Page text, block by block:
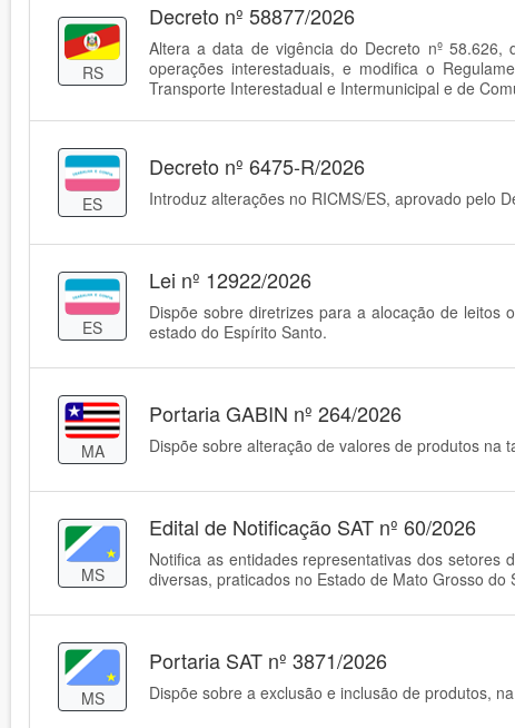
RS
Decreto nº 58877/2026
Altera a data de vigência do Decreto nº
operações interestaduais, e modifica o
Transporte Interestadual e Intermunicipal e de
ES
Decreto nº 6475-R/2026
Introduz alterações no RICMS/ES, aprovado pelo
ES
Lei nº 12922/2026
Dispõe sobre diretrizes para a alocação de leitos
estado do Espírito Santo.
MA
Portaria GABIN nº 264/2026
Dispõe sobre alteração de valores de produtos na
MS
Edital de Notificação SAT nº 60/2026
Notifica as entidades representativas dos
diversas, praticados no Estado de Mato Grosso do
MS
Portaria SAT nº 3871/2026
Dispõe sobre a exclusão e inclusão de produtos,